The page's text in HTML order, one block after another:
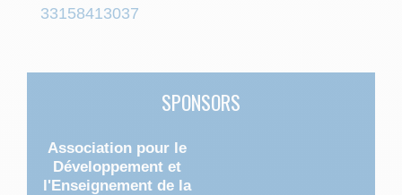
33158413037
SPONSORS
Association pour le
Développement et
l'Enseignement de la